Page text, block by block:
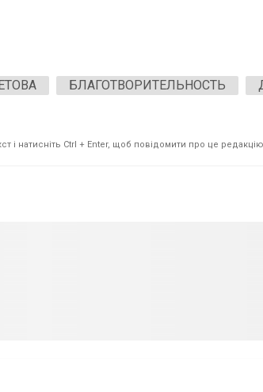
БЛАГОТВОРИТЕЛЬНОСТЬ
і натисніть Ctrl + Enter, щоб повідомити про це редакцію